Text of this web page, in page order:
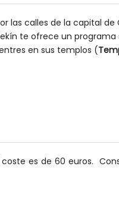
las calles de la capital de
te ofrece un
en sus templos (
es de 60 euros.